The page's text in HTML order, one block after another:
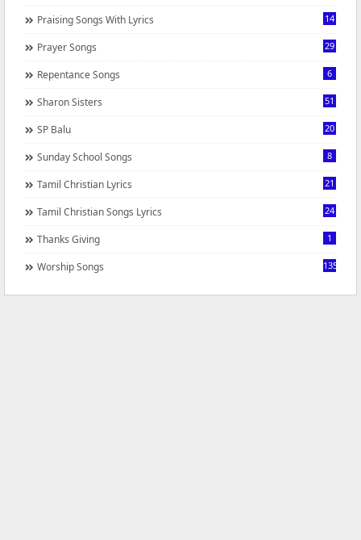
Praising Songs With Lyrics 14
Prayer Songs 29
Repentance Songs 6
Sharon Sisters 51
SP Balu 20
Sunday School Songs 8
Tamil Christian Lyrics 21
Tamil Christian Songs Lyrics 24
Thanks Giving 1
Worship Songs 1350